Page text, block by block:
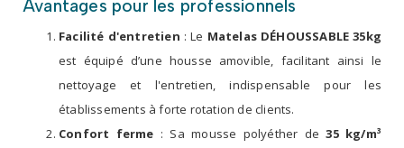
Avantages pour les professionnels
Facilité d'entretien : Le Matelas DÉHOUSSABLE 35kg
est équipé d’une housse amovible, facilitant ainsi le
nettoyage et l'entretien, indispensable pour les
établissements à forte rotation de clients.
Confort ferme : Sa mousse polyéther de35 kg/m³